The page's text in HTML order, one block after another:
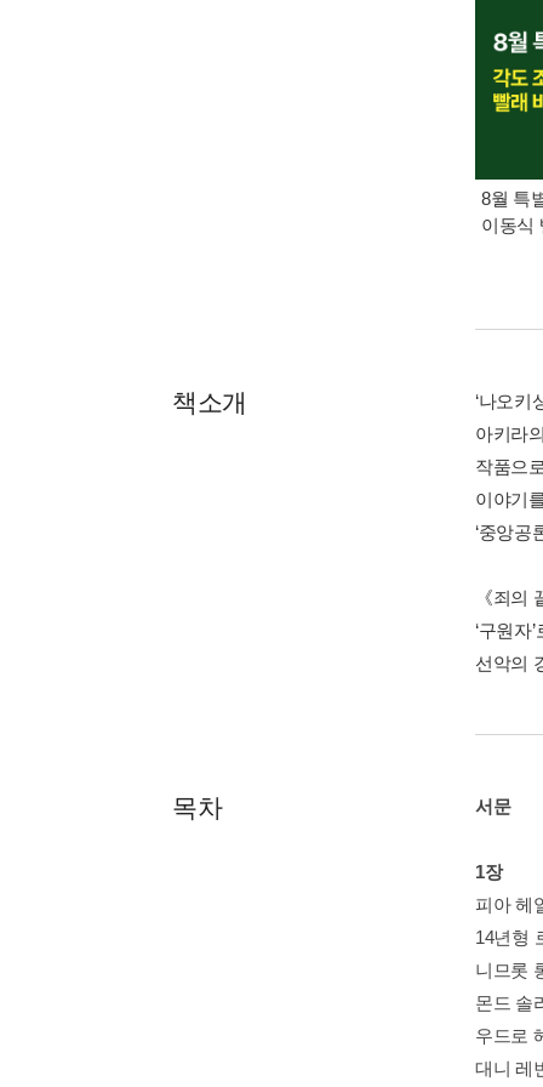
8월 특
이동식
책소개
‘나오키
아키라
작품으
이야기
‘중앙공
《죄의
‘구원자
선악의
목차 서문
1장
피아 헤
14년형
니므롯
몬드 솔
우드로
대니 레